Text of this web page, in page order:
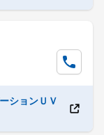
ションＵＶ